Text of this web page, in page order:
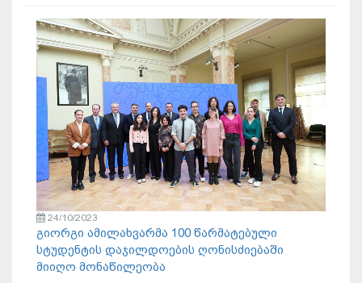
24/10/2023
გიორგი ამილახვარმა 100 წარმატებული
სტუდენტის დაჯილდოების ღონისძიებაში
მიიღო მონაწილეობა